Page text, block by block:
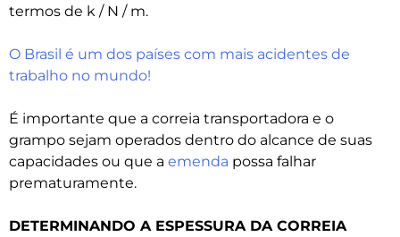
termos de k / N / m.
O Brasil é um dos países com mais acidentes de
trabalho no mundo!
É importante que a correia transportadora e o
grampo sejam operados dentro do alcance de suas
capacidades ou que a emenda possa falhar
prematuramente.
DETERMINANDO A ESPESSURA DA CORREIA